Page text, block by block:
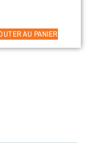
AU PANIER